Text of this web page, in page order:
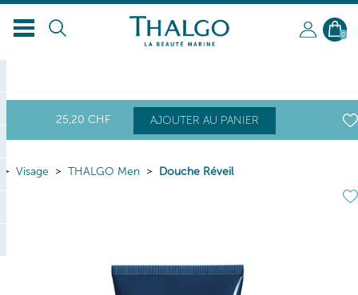
0
25,20 CHF AJOUTER AU PANIER
Visage THALGO Men Douche Réveil